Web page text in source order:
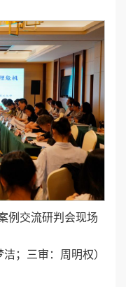
例交流研判会现场
；三审：周明权）